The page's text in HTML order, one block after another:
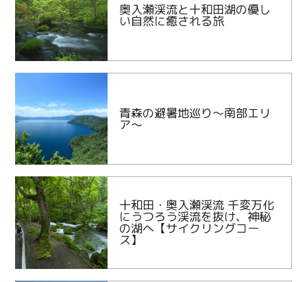
奥入瀬渓流と十和田湖の優し
い自然に癒される旅
青森の避暑地巡り～南部エリ
ア～
十和田・奥入瀬渓流 千変万化
にうつろう渓流を抜け、神秘
の湖へ【サイクリングコー
ス】